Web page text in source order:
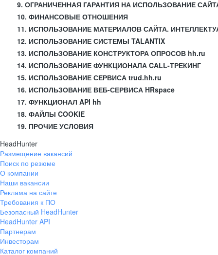
9. ОГРАНИЧЕННАЯ ГАРАНТИЯ НА ИСПОЛЬЗОВАНИЕ
10. ФИНАНСОВЫЕ ОТНОШЕНИЯ
11. ИСПОЛЬЗОВАНИЕ МАТЕРИАЛОВ САЙТА.
12. ИСПОЛЬЗОВАНИЕ СИСТЕМЫ TALANTIX
13. ИСПОЛЬЗОВАНИЕ КОНСТРУКТОРА ОПРОСОВ hh.ru
14. ИСПОЛЬЗОВАНИЕ ФУНКЦИОНАЛА CALL-ТРЕКИНГ
15. ИСПОЛЬЗОВАНИЕ СЕРВИСА trud.hh.ru
16. ИСПОЛЬЗОВАНИЕ ВЕБ-СЕРВИСА HRspace
17. ФУНКЦИОНАЛ API hh
18. ФАЙЛЫ COOKIE
19. ПРОЧИЕ УСЛОВИЯ
HeadHunter
Размещение вакансий
Поиск по резюме
О компании
Наши вакансии
Реклама на сайте
Требования к ПО
Безопасный HeadHunter
HeadHunter API
Партнерам
Инвесторам
Каталог компаний